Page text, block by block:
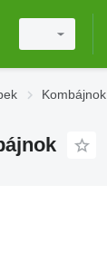
Kombájnok